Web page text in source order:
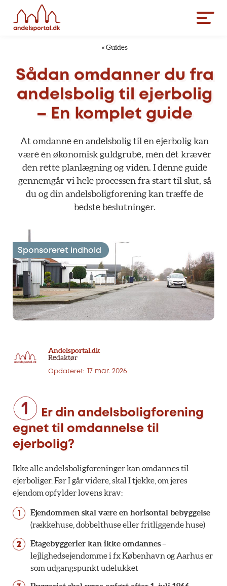
«Guides
Sådan omdanner du fra
andelsbolig til
ejerbolig
– En komplet guide
At omdanne en andelsbolig til en ejerbolig kan
være en økonomisk guldgrube, men det kræver
den rette planlægning og viden. I denne guide
gennemgår vi hele processen fra start til slut, så
du og din andelsboligforening kan træffe de
bedste beslutninger.
Andelsportal.dk
Redaktør
Opdateret: 17 mar. 2026
Er din andelsboligforening
egnet til omdannelse til
ejerbolig?
Ikke alle andelsboligforeninger kan omdannes til
ejerboliger. Før I går videre, skal I tjekke, om jeres
ejendom opfylder lovens krav:
Ejendommen skal være en horisontal bebyggelse
(rækkehuse, dobbelthuse eller fritliggende huse)
Etagebyggerier kan ikke omdannes–
lejlighedsejendomme i fx København og Aarhus er
som udgangspunkt udelukket